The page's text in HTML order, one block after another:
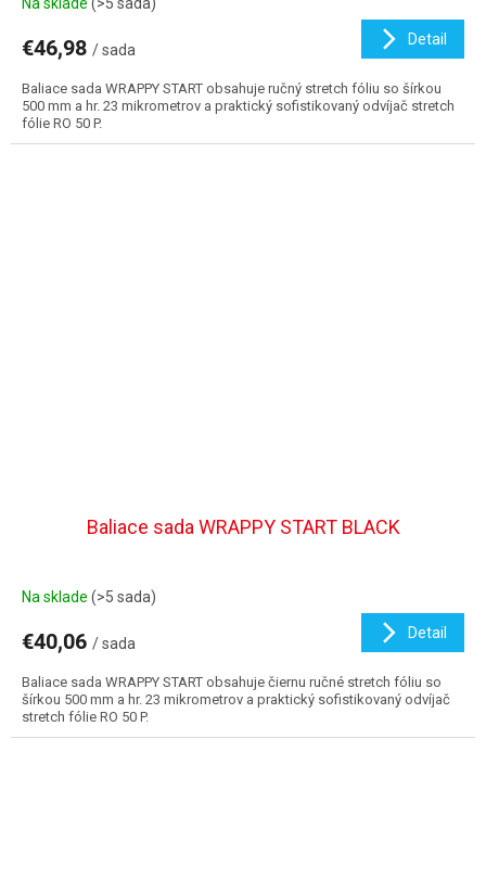
€46,98 / sada
Detail
Baliace sada WRAPPY START obsahuje ručný stretch fóliu so šírkou
500 mm a hr. 23 mikrometrov a praktický sofistikovaný odvíjač stretch
fólie RO 50 P.
Baliace sada WRAPPY START BLACK
Na sklade (>5 sada)
€40,06 / sada
Detail
Baliace sada WRAPPY START obsahuje čiernu ručné stretch fóliu so
šírkou 500 mm a hr. 23 mikrometrov a praktický sofistikovaný odvíjač
stretch fólie RO 50 P.